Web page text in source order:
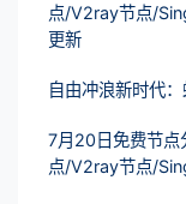
点/V2ray节点/
更新
自由冲浪新时代
7月20日免费节
点/V2ray节点/